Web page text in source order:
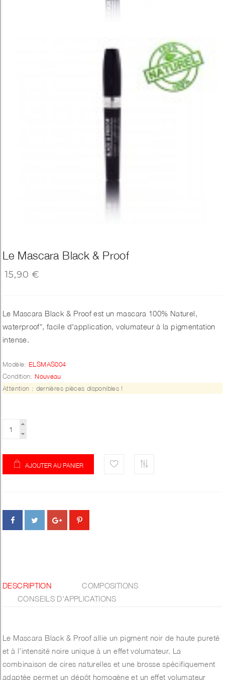
Le Mascara Black & Proof
15,90 €
Le Mascara Black & Proof est un mascara 100% Naturel,
waterproof*, facile d'application, volumateur à la pigmentation
intense.
Modèle: ELSMAS004
Condition: Nouveau
Attention : dernières pièces disponibles !
AJOUTER AU PANIER
DESCRIPTION
COMPOSITIONS
CONSEILS D'APPLICATIONS
Le Mascara Black & Proof allie un pigment noir de haute pureté
et à l’intensité noire unique à un effet volumateur. La
combinaison de cires naturelles et une brosse spécifiquement
adaptée permet un dépôt homogène et un effet volumateur